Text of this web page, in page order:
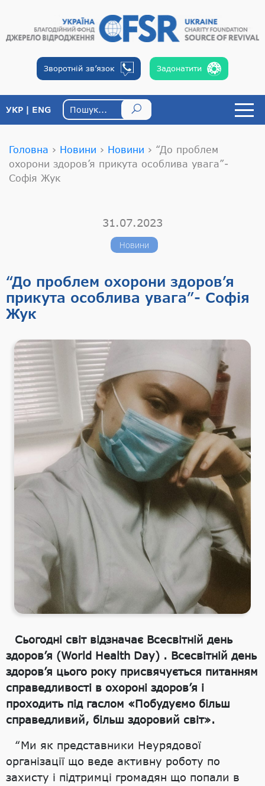
Зворотній зв’язок Задонатити
УКР ENG
Головна › Новини › Новини › “До проблем
охорони здоров’я прикута особлива увага”-
Софія Жук
31.07.2023
Новини
“До проблем охорони здоров’я
прикута особлива увага”- Софія
Жук
Сьогодні світ відзначає Всесвітній день
здоров’я (World Health Day) . Всесвітній день
здоров’я цього року присвячується питанням
справедливості в охороні здоров’я і
проходить під гаслом «Побудуємо більш
справедливий, більш здоровий світ».
“Ми як представники Неурядової
організації що веде активну роботу по
захисту і підтримці громадян що попали в